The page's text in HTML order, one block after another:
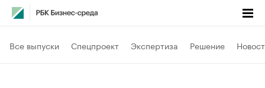
Все выпуски Спецпроект Экспертиза Решение